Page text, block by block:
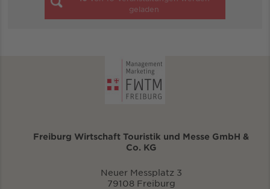
geladen
Freiburg Wirtschaft Touristik und Messe GmbH &
Co. KG
Neuer Messplatz 3
79108 Freiburg